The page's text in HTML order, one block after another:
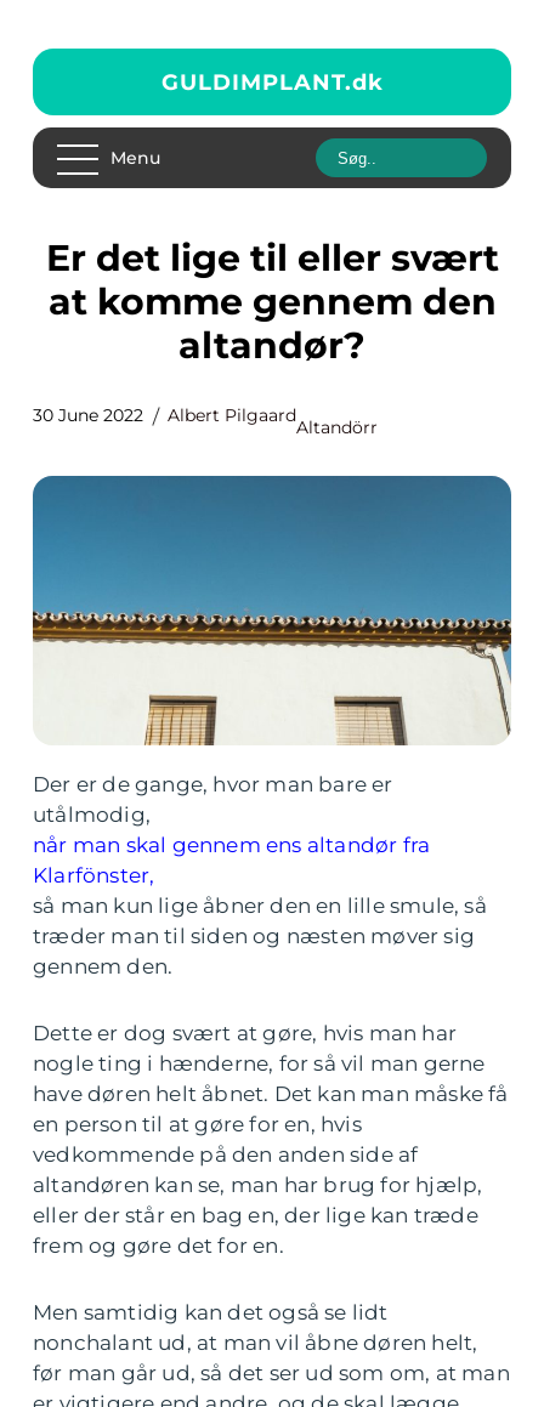
GULDIMPLANT.dk
Menu
Er det lige til eller svært
at komme gennem den
altandør?
30 June 2022 Albert Pilgaard
Altandörr
Der er de gange, hvor man bare er
utålmodig,
når man skal gennem ens altandør fra
Klarfönster,
så man kun lige åbner den en lille smule, så
træder man til siden og næsten møver sig
gennem den.
Dette er dog svært at gøre, hvis man har
nogle ting i hænderne, for så vil man gerne
have døren helt åbnet. Det kan man måske få
en person til at gøre for en, hvis
vedkommende på den anden side af
altandøren kan se, man har brug for hjælp,
eller der står en bag en, der lige kan træde
frem og gøre det for en.
Men samtidig kan det også se lidt
nonchalant ud, at man vil åbne døren helt,
før man går ud, så det ser ud som om, at man